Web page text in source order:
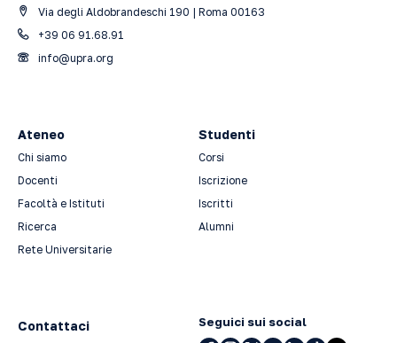
Via degli Aldobrandeschi 190 | Roma 00163
+39 06 91.68.91
info@upra.org
Ateneo
Chi siamo
Docenti
Facoltà e Istituti
Ricerca
Rete Universitarie
Studenti
Corsi
Iscrizione
Iscritti
Alumni
Contattaci Seguici sui social